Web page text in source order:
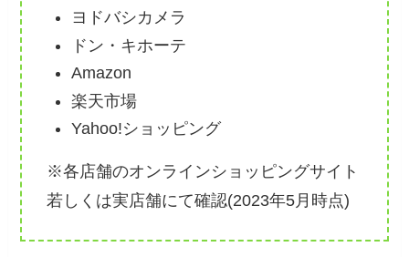
ヨドバシカメラ
ドン・キホーテ
Amazon
楽天市場
Yahoo!ショッピング
※各店舗のオンラインショッピングサイト
若しくは実店舗にて確認(2023年5月時点)